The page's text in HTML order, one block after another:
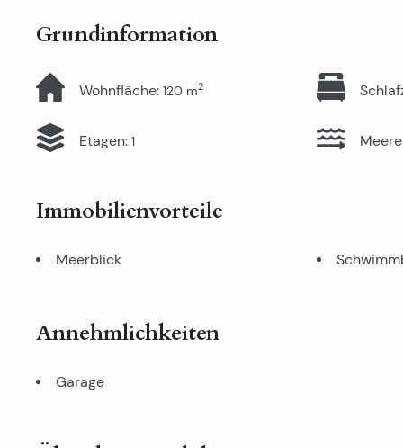
Grundinformation
Wohnfläche: 120 m2
Etagen: 1
Immobilienvorteile
Meerblick
Annehmlichkeiten
Garage